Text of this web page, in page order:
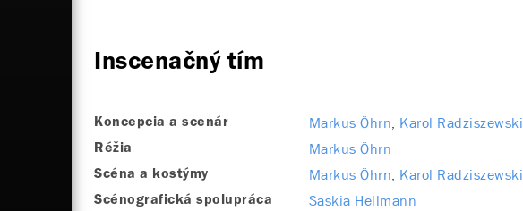
Inscenačný tím
Koncepcia a scenár Markus Öhrn Karol Radziszewski
Réžia Markus Öhrn
Scéna a kostýmy Markus Öhrn Karol Radziszewski
Scénografická spolupráca Saskia Hellmann